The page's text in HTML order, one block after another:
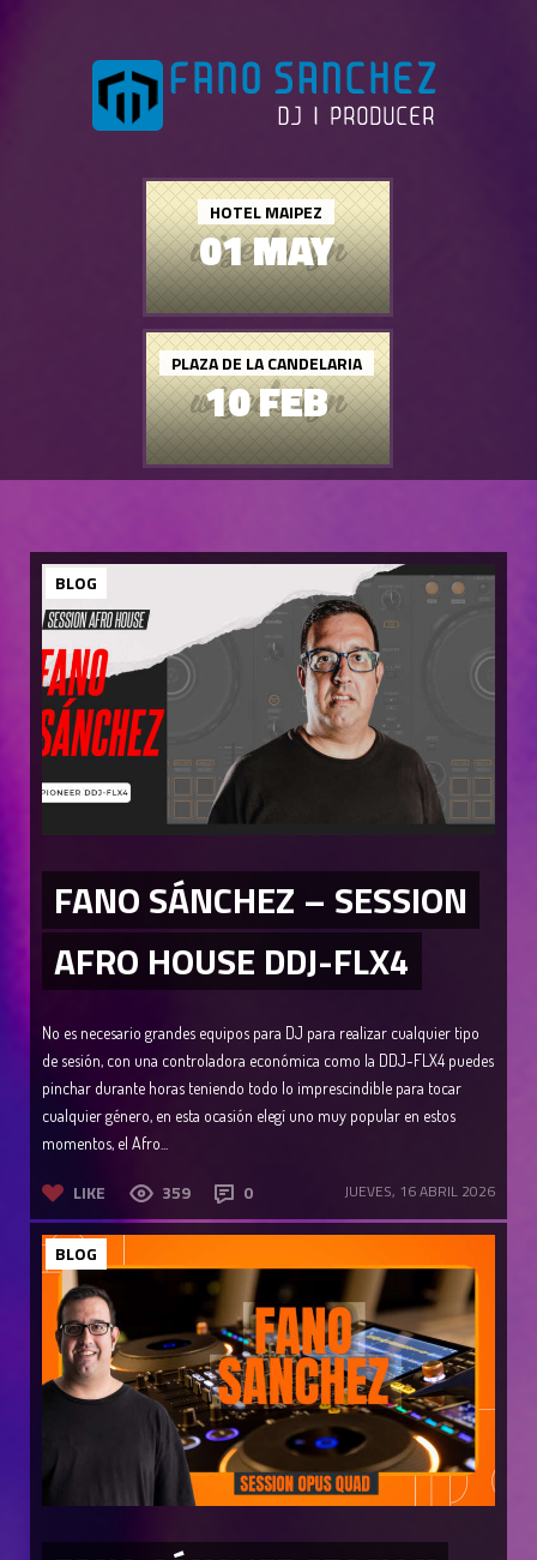
01 MAY
HOTEL MAIPEZ
10 FEB
PLAZA DE LA CANDELARIA
BLOG
FANO SÁNCHEZ – SESSION
AFRO HOUSE DDJ-FLX4
No es necesario grandes equipos para DJ para realizar cualquier tipo
de sesión, con una controladora económica como la DDJ-FLX4 puedes
pinchar durante horas teniendo todo lo imprescindible para tocar
cualquier género, en esta ocasión elegí uno muy popular en estos
momentos, el Afro...
LIKE 359 0 JUEVES, 16 ABRIL 2026
BLOG